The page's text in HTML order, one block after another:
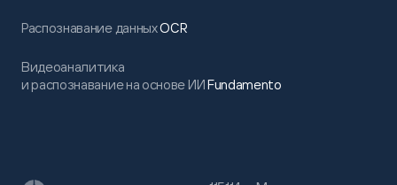
Распознавание данныхOCR
Видеоаналитика
и распознавание на основе ИИFundamento